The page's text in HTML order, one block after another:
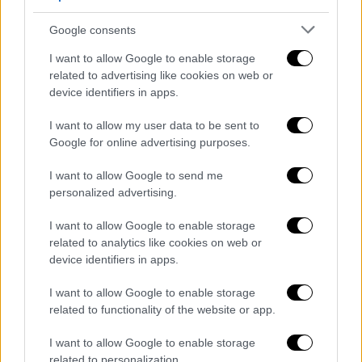
Google consents
I want to allow Google to enable storage
related to advertising like cookies on web or
device identifiers in apps.
I want to allow my user data to be sent to
Google for online advertising purposes.
I want to allow Google to send me
personalized advertising.
I want to allow Google to enable storage
related to analytics like cookies on web or
device identifiers in apps.
I want to allow Google to enable storage
related to functionality of the website or app.
I want to allow Google to enable storage
ΚΚΕ: Κυνική και ντροπιαστική
παρέμβαση
Ιδιαίτερα οξύς ήταν ο λόγος του
οποίο κάνει λόγο για «κυνική, ελεεινή και
ντροπιαστική για τον ελληνικό λαό
παρέμβαση», που, όπως αναφέρει, ξεπερνά
ακόμη και δηλώσεις τουΝτόναλντ Τραμπ
Το ΚΚΕ κατηγορεί τον
Κυριάκο Μητσοτάκη
ότι λειτουργεί ως «τοποτηρητής του